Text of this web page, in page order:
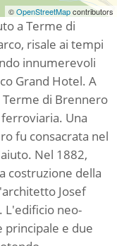
©OpenStreetMapcontributors
a Terme di
risale ai tempi
innumerevoli
Grand Hotel. A
di Brennero
Una
fu consacrata nel
Nel 1882,
costruzione della
Josef
L'edificio neo-
principale e due